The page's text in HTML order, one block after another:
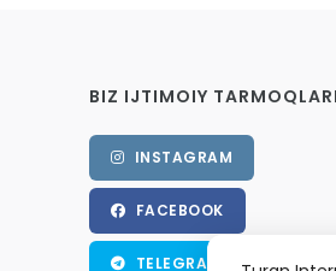
BIZ IJTIMOIY
INSTAGRAM
FACEBOOK
TELEGRAM